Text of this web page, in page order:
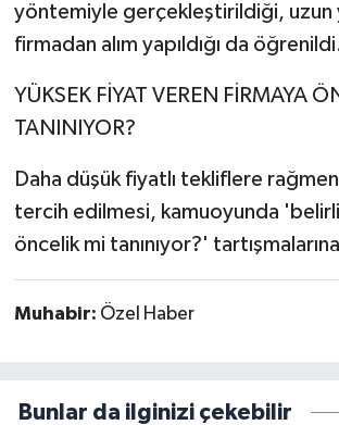
yöntemiyle gerçekleştirildiği, uzun
firmadan alım yapıldığı da
YÜKSEK FİYAT VEREN FİRMAYA
TANINIYOR?
Daha düşük fiyatlı tekliflere rağmen
tercih edilmesi, kamuoyunda
öncelik mi tanınıyor?'
Muhabir: Özel Haber
Bunlar da ilginizi çekebilir